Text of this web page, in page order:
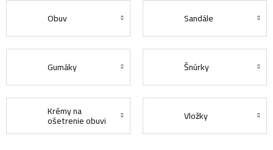
Obuv Sandále
Gumáky Šnúrky
Krémy na
ošetrenie obuvi Vložky